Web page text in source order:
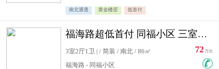
南北通透 黄金楼层 低首付
福海路超低首付 同福小区 三室住宅急售
3室2厅1卫 | / 简装 / 南北 / 86㎡
福海路 - 同福小区
72 万元